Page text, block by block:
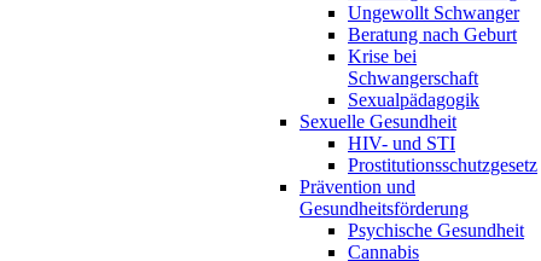
Ungewollt Schwanger
Beratung nach Geburt
Krise bei
Schwangerschaft
Sexualpädagogik
Sexuelle Gesundheit
HIV- und STI
Prostitutionsschutzgesetz
Prävention und
Gesundheitsförderung
Psychische Gesundheit
Cannabis